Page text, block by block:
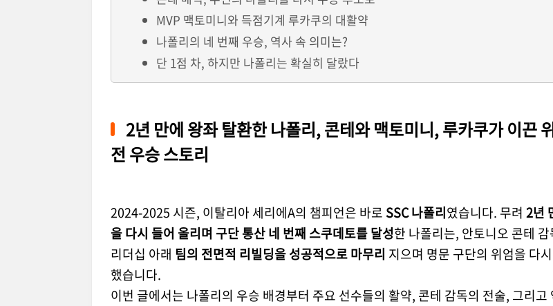
MVP 맥토미니와 득점기계 루카쿠의 대활약
나폴리의 네 번째 우승, 역사 속 의미는?
단 1점 차, 하지만 나폴리는 확실히 달랐다
2년 만에 왕좌 탈환한 나폴리, 콘테와 맥토미니, 루카쿠가 이끈
전 우승 스토리
2024-2025 시즌, 이탈리아 세리에A의 챔피언은 바로 SSC 나폴리였습니다. 무려 2년
을 다시 들어 올리며 구단 통산 네 번째 스쿠데토를 달성한 나폴리는, 안토니오 콘테
리더십 아래 팀의 전면적 리빌딩을 성공적으로 마무리 지으며 명문 구단의 위엄을 다
했습니다.
이번 글에서는 나폴리의 우승 배경부터 주요 선수들의 활약, 콘테 감독의 전술, 그리고